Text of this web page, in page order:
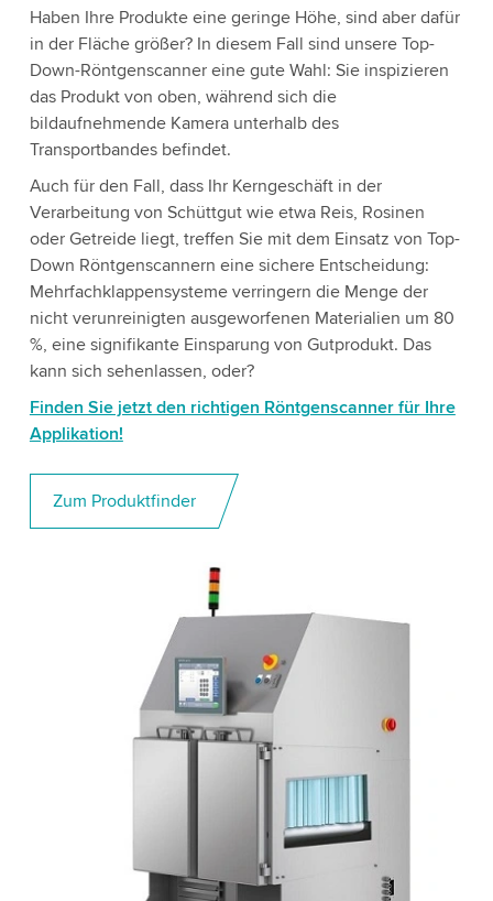
Haben Ihre Produkte eine geringe Höhe, sind aber dafür
in der Fläche größer? In diesem Fall sind unsere Top-
Down-Röntgenscanner eine gute Wahl: Sie inspizieren
das Produkt von oben, während sich die
bildaufnehmende Kamera unterhalb des
Transportbandes befindet.
Auch für den Fall, dass Ihr Kerngeschäft in der
Verarbeitung von Schüttgut wie etwa Reis, Rosinen
oder Getreide liegt, treffen Sie mit dem Einsatz von Top-
Down Röntgenscannern eine sichere Entscheidung:
Mehrfachklappensysteme verringern die Menge der
nicht verunreinigten ausgeworfenen Materialien um 80
%, eine signifikante Einsparung von Gutprodukt. Das
kann sich sehenlassen, oder?
Finden Sie jetzt den richtigen Röntgenscanner für Ihre
Applikation!
Zum Produktfinder